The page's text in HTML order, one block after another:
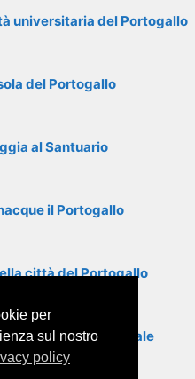
universitaria del Portogallo
del Portogallo
al Santuario
il Portogallo
città del Portogallo
e Palazzo Nazionale
per
sul nostro
policy